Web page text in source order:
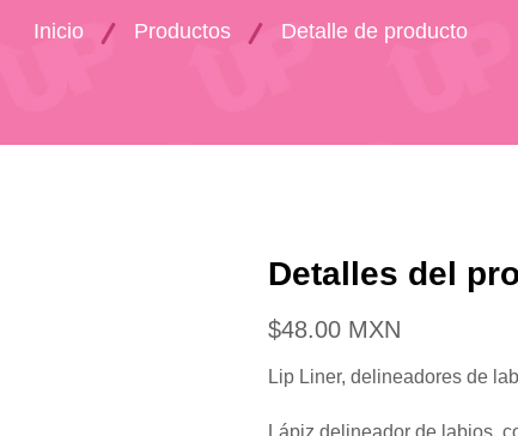
Inicio Productos Detalle de producto
Detalles del
$48.00 MXN
Lip Liner, delineadores de
Lápiz delineador de labios,